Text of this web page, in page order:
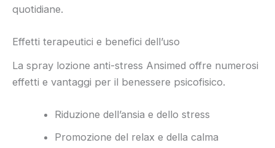
quotidiane.
Effetti terapeutici e benefici dell’uso
La spray lozione anti-stress Ansimed offre numerosi
effetti e vantaggi per il benessere psicofisico.
Riduzione dell’ansia e dello stress
Promozione del relax e della calma